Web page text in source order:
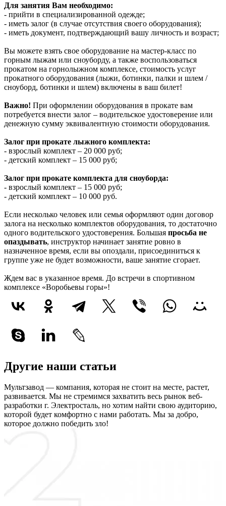
Для занятия Вам необходимо:
- прийти в специализированной одежде;
- иметь залог (в случае отсутствия своего оборудования);
- иметь документ, подтверждающий вашу личность и возраст;
Вы можете взять свое оборудование на мастер-класс по
горным лыжам или сноуборду, а также воспользоваться
прокатом на горнолыжном комплексе, стоимость услуг
прокатного оборудования (лыжи, ботинки, палки и шлем /
сноуборд, ботинки и шлем) включены в ваш билет!
Важно! При оформлении оборудования в прокате вам
потребуется внести залог – водительское удостоверение или
денежную сумму эквивалентную стоимости оборудования.
Залог при прокате лыжного комплекта:
- взрослый комплект – 20 000 руб;
- детский комплект – 15 000 руб;
Залог при прокате комплекта для сноуборда:
- взрослый комплект – 15 000 руб;
- детский комплект – 10 000 руб.
Если несколько человек или семья оформляют один договор
залога на несколько комплектов оборудования, то достаточно
одного водительского удостоверения. Большая просьба не
опаздывать, инструктор начинает занятие ровно в
назначенное время, если вы опоздали, присоединиться к
группе уже не будет возможности, ваше занятие сгорает.
Ждем вас в указанное время. До встречи в спортивном
комплексе «Воробьевы горы»!
Другие наши статьи
Мультзавод — компания, которая не стоит на месте, растет,
развивается. Мы не стремимся захватить весь рынок веб-
разработки г. Электросталь, но хотим найти свою аудиторию,
которой будет комфортно с нами работать. Мы за добро,
которое должно победить зло!